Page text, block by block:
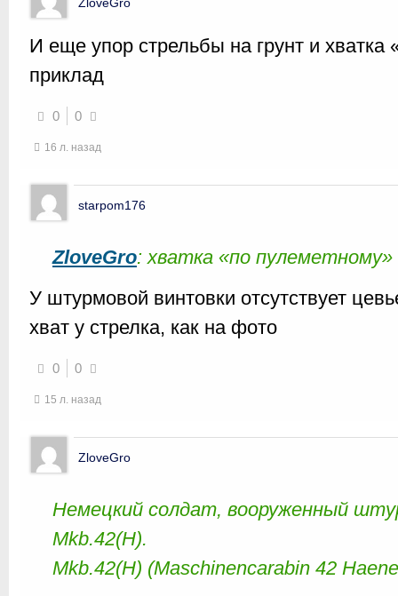
И еще упор стрельбы на грунт и хватка
приклад
0 0
16 л. назад
starpom176
ZloveGro: хватка «по пулеметному»
У штурмовой винтовки отсутствует
хват у стрелка, как на фото
0 0
15 л. назад
ZloveGro
Немецкий солдат, вооруженный
Mkb.42(H).
Mkb.42(H) (Maschinencarabin 42